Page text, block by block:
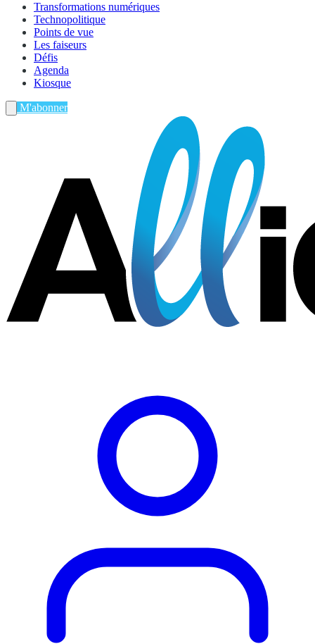
Transformations numériques
Technopolitique
Points de vue
Les faiseurs
Défis
Agenda
Kiosque
M'abonner